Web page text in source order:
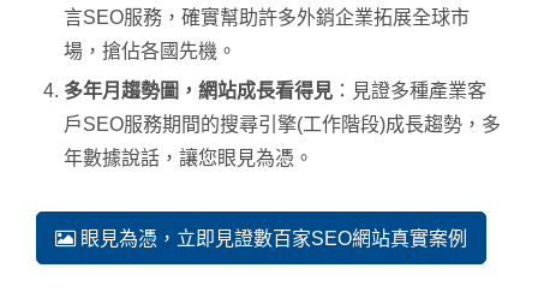
言SEO服務，確實幫助許多外銷企業拓展全球市
場，搶佔各國先機。
多年月趨勢圖，網站成長看得見 ：見證多種產業客
戶SEO服務期間的搜尋引擎(工作階段)成長趨勢，多
年數據說話，讓您眼見為憑。
眼見為憑，立即見證數百家SEO網站真實案例